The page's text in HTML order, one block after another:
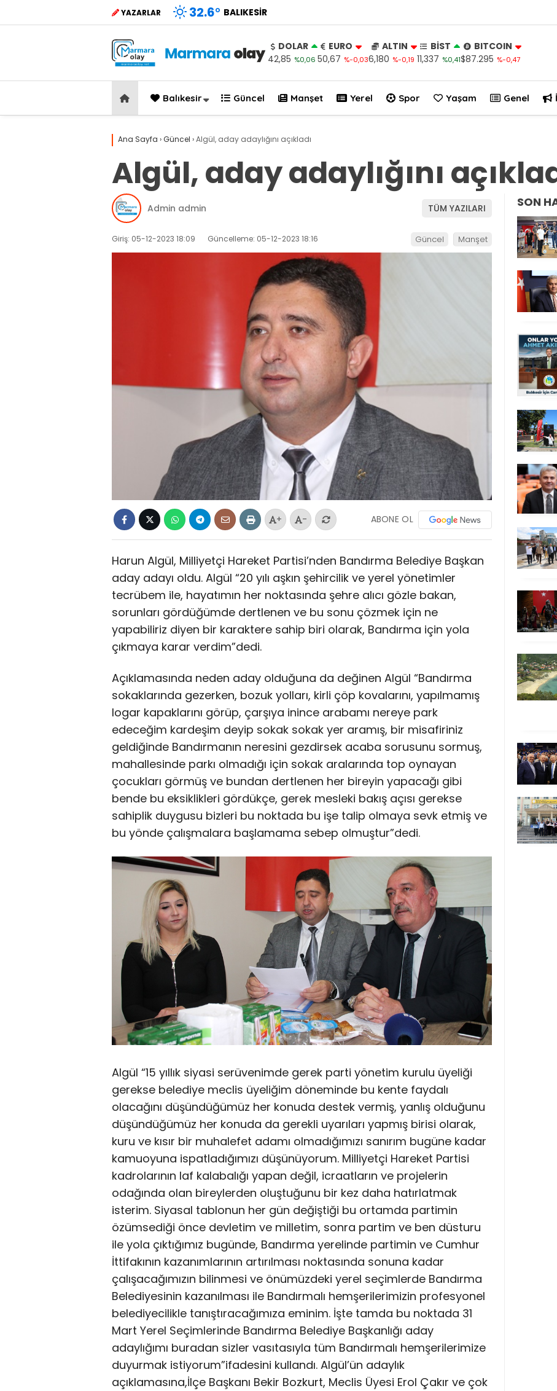
YAZARLAR 32.6° BALIKESIR
DOLAR
42,85 %0,06
EURO
50,67 %-0,03
ALTIN
6,180 %-0,19
BİST
11,337 %0,41
BITCOIN
$87.295 %-0,47
Balıkesir Güncel Manşet Yerel Spor Yaşam Genel
Ana Sayfa ›Güncel ›Algül, aday adaylığını açıkladı
Algül, aday adaylığını
Admin admin TÜM YAZILARI
Giriş: 05-12-2023 18:09 Güncelleme: 05-12-2023 18:16 Güncel Manşet
+ - ABONE OL
Harun Algül, Milliyetçi Hareket Partisi’nden Bandırma Belediye Başkan
aday adayı oldu. Algül “20 yılı aşkın şehircilik ve yerel yönetimler
tecrübem ile, hayatımın her noktasında şehre alıcı gözle bakan,
sorunları gördüğümde dertlenen ve bu sonu çözmek için ne
yapabiliriz diyen bir karaktere sahip biri olarak, Bandırma için yola
çıkmaya karar verdim”dedi.
Açıklamasında neden aday olduğuna da değinen Algül “Bandırma
sokaklarında gezerken, bozuk yolları, kirli çöp kovalarını, yapılmamış
logar kapaklarını görüp, çarşıya inince arabamı nereye park
edeceğim kardeşim deyip sokak sokak yer aramış, bir misafiriniz
geldiğinde Bandırmanın neresini gezdirsek acaba sorusunu sormuş,
mahallesinde parkı olmadığı için sokak aralarında top oynayan
çocukları görmüş ve bundan dertlenen her bireyin yapacağı gibi
bende bu eksiklikleri gördükçe, gerek mesleki bakış açısı gerekse
sahiplik duygusu bizleri bu noktada bu işe talip olmaya sevk etmiş ve
bu yönde çalışmalara başlamama sebep olmuştur”dedi.
Algül “15 yıllık siyasi serüvenimde gerek parti yönetim kurulu üyeliği
gerekse belediye meclis üyeliğim döneminde bu kente faydalı
olacağını düşündüğümüz her konuda destek vermiş, yanlış olduğunu
düşündüğümüz her konuda da gerekli uyarıları yapmış birisi olarak,
kuru ve kısır bir muhalefet adamı olmadığımızı sanırım bugüne kadar
kamuoyuna ispatladığımızı düşünüyorum. Milliyetçi Hareket Partisi
kadrolarının laf kalabalığı yapan değil, icraatların ve projelerin
odağında olan bireylerden oluştuğunu bir kez daha hatırlatmak
isterim. Siyasal tablonun her gün değiştiği bu ortamda partimin
özümsediği önce devletim ve milletim, sonra partim ve ben düsturu
ile yola çıktığımız bugünde, Bandırma yerelinde partimin ve Cumhur
İttifakının kazanımlarının artırılması noktasında sonuna kadar
çalışacağımızın bilinmesi ve önümüzdeki yerel seçimlerde Bandırma
Belediyesinin kazanılması ile Bandırmalı hemşerilerimizin profesyonel
belediyecilikle tanıştıracağımıza eminim. İşte tamda bu noktada 31
Mart Yerel Seçimlerinde Bandırma Belediye Başkanlığı aday
adaylığımı buradan sizler vasıtasıyla tüm Bandırmalı hemşerilerimize
duyurmak istiyorum”ifadesini kullandı. Algül’ün adaylık
açıklamasına,İlçe Başkanı Bekir Bozkurt, Meclis Üyesi Erol Çakır ve çok
SON